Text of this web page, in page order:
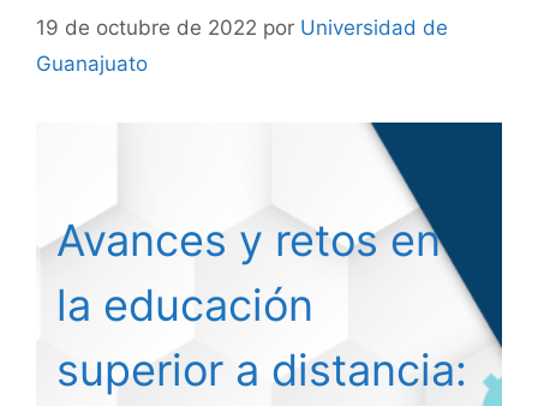
19 de octubre de 2022 por Universidad de
Guanajuato
Avances y retos en
la educación
superior a distancia: